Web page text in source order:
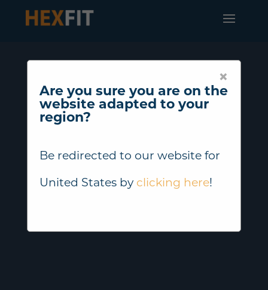
×
Are you sure you are on the
website adapted to your
region?
Be redirected to our website for
United Statesby clicking here!